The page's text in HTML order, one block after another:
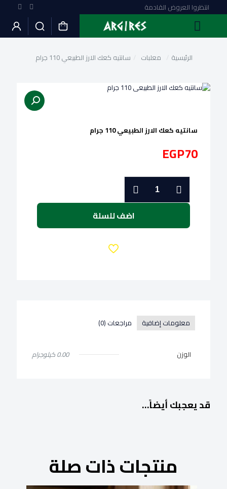
انتظروا العروض القادمة
الرئيسية معلبات سانتيه كعك الارز الطبيعي 110 جرام
سانتيه كعك الارز الطبيعي 110 جرام
EGP70
كمية
سانتيه
كعك
الارز
110
اضف للسلة
معلومات إضافية مراجعات (0)
الوزن 0.00 كيلوجرام
قد يعجبك أيضاً…
منتجات ذات صلة